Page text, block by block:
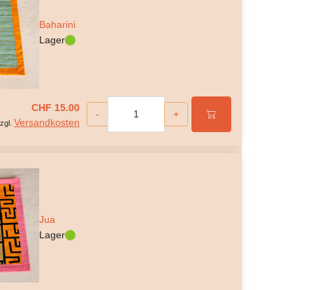
Baharini
Lager
CHF 15.00
Versandkosten
- +
Jua
Lager